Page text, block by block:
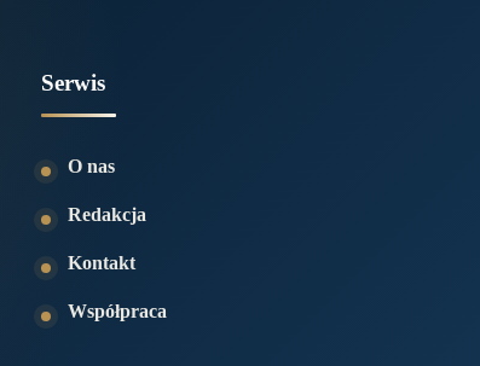
Serwis
O nas
Redakcja
Kontakt
Współpraca